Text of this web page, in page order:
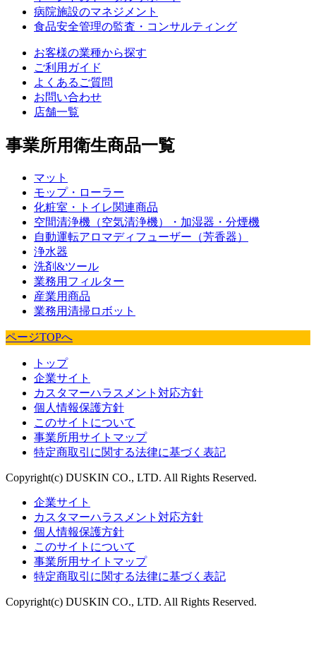
病院施設のマネジメント
食品安全管理の監査・コンサルティング
お客様の業種から探す
ご利用ガイド
よくあるご質問
お問い合わせ
店舗一覧
事業所用衛生商品一覧
マット
モップ・ローラー
化粧室・トイレ関連商品
空間清浄機（空気清浄機）・加湿器・分煙機
自動運転アロマディフューザー（芳香器）
浄水器
洗剤&ツール
業務用フィルター
産業用商品
業務用清掃ロボット
ページTOPへ
トップ
企業サイト
カスタマーハラスメント対応方針
個人情報保護方針
このサイトについて
事業所用サイトマップ
特定商取引に関する法律に基づく表記
Copyright(c) DUSKIN CO., LTD. All Rights Reserved.
企業サイト
カスタマーハラスメント対応方針
個人情報保護方針
このサイトについて
事業所用サイトマップ
特定商取引に関する法律に基づく表記
Copyright(c) DUSKIN CO., LTD. All Rights Reserved.